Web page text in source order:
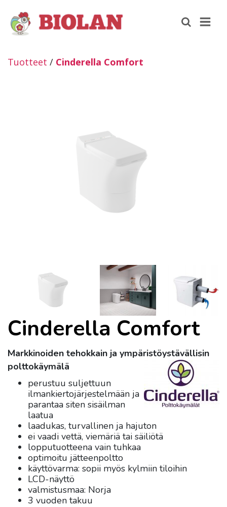
Tuotteet / Cinderella Comfort
Cinderella Comfort
Markkinoiden tehokkain ja ympäristöystävällisin
polttokäymälä
perustuu suljettuun
ilmankiertojärjestelmään ja
parantaa siten sisäilman
laatua
laadukas, turvallinen ja hajuton
ei vaadi vettä, viemäriä tai säiliötä
lopputuotteena vain tuhkaa
optimoitu jätteenpoltto
käyttövarma: sopii myös kylmiin tiloihin
LCD-näyttö
valmistusmaa: Norja
3 vuoden takuu